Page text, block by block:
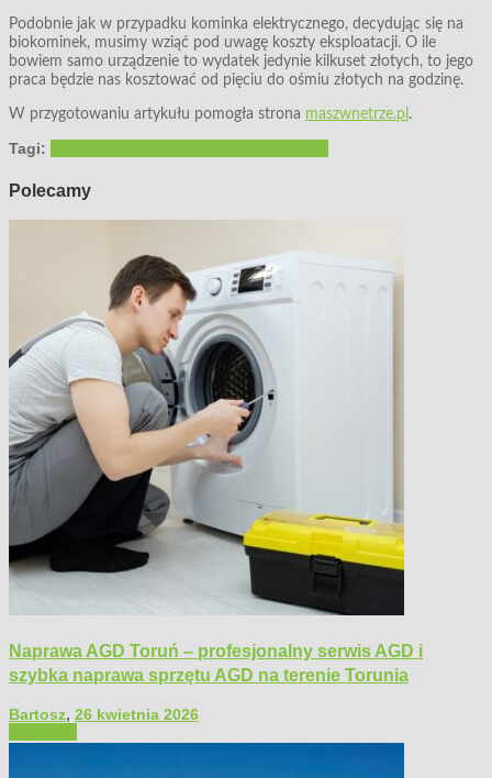
Podobnie jak w przypadku kominka elektrycznego, decydując się na
biokominek, musimy wziąć pod uwagę koszty eksploatacji. O ile
bowiem samo urządzenie to wydatek jedynie kilkuset złotych, to jego
praca będzie nas kosztować od pięciu do ośmiu złotych na godzinę.
W przygotowaniu artykułu pomogła strona maszwnetrze.pl .
Tagi:
Polecamy
Naprawa AGD Toruń – profesjonalny serwis AGD i
szybka naprawa sprzętu AGD na terenie Torunia
Bartosz, 26 kwietnia 2026